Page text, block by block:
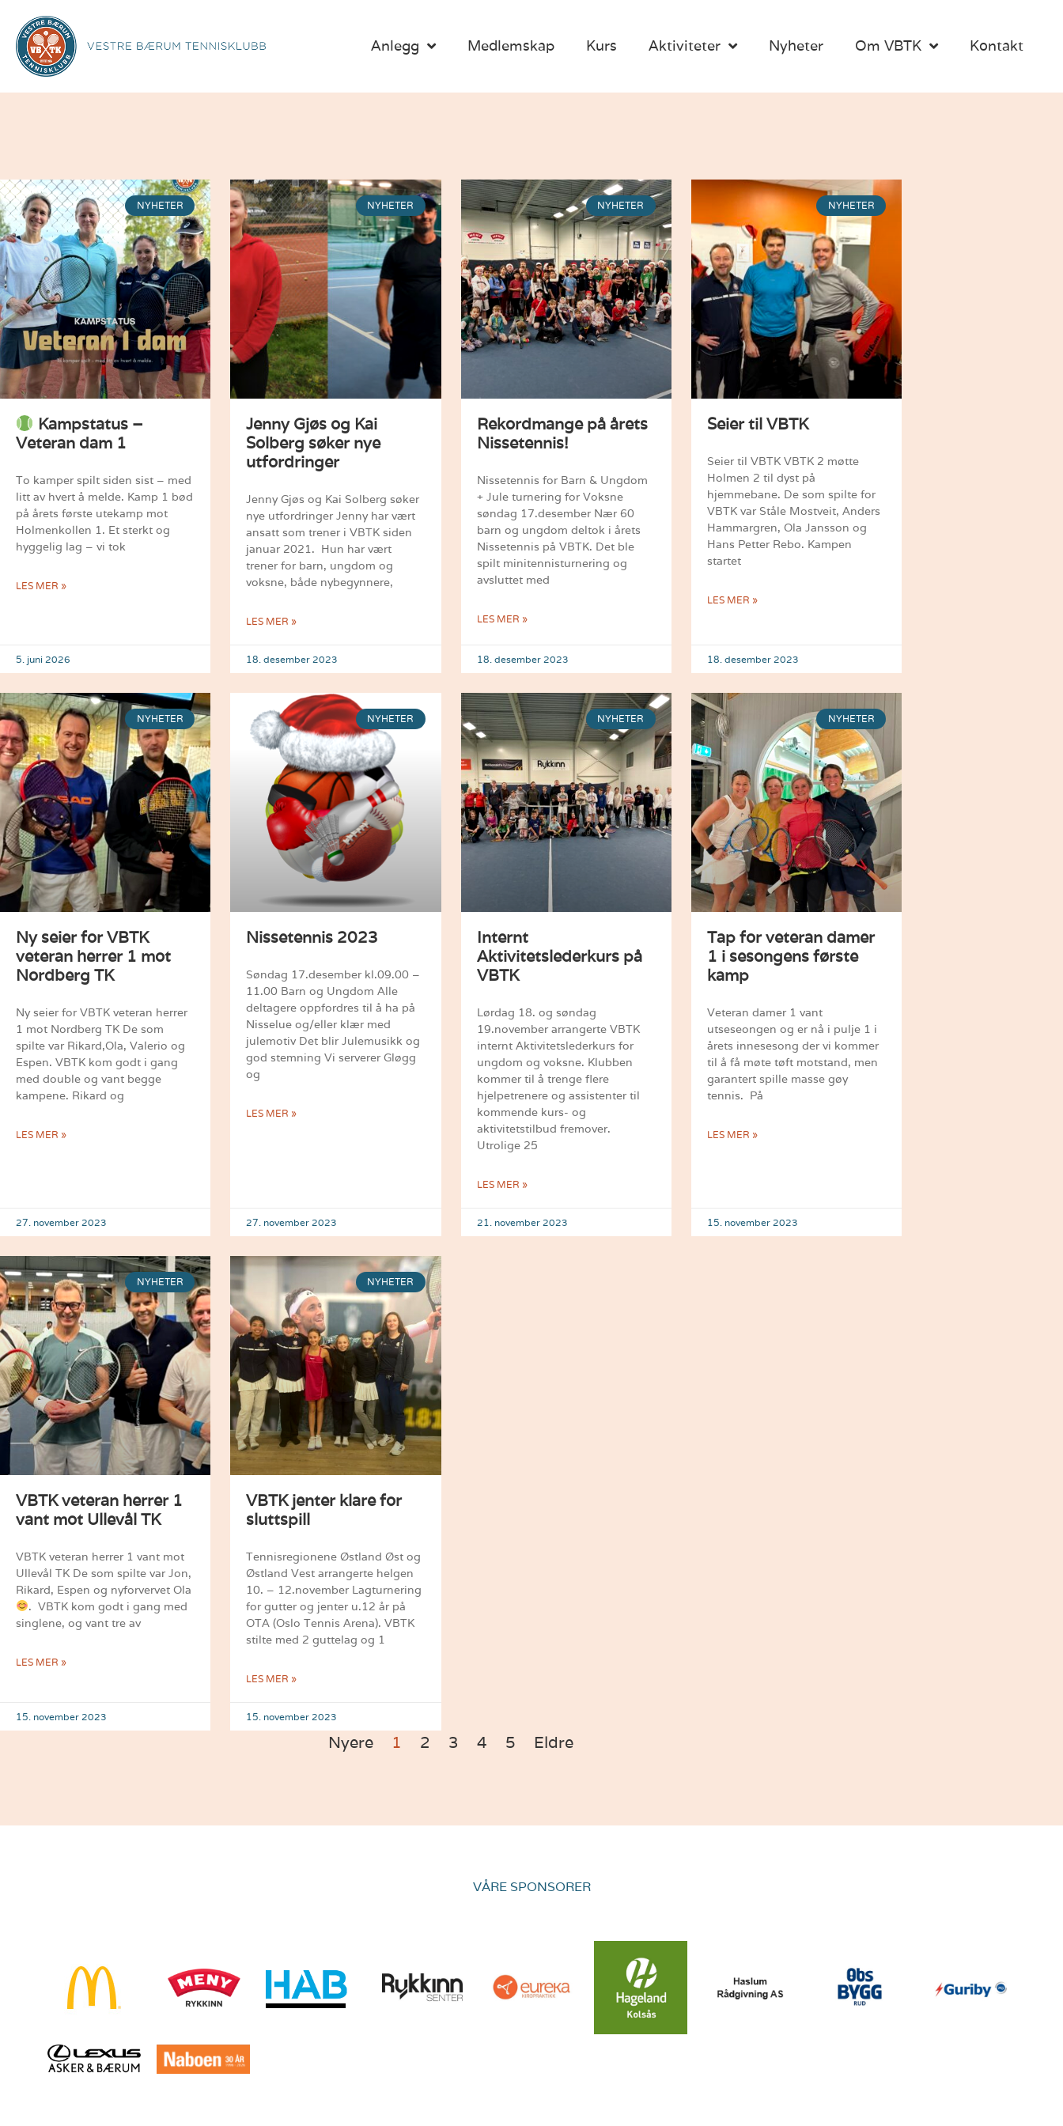
Anlegg Medlemskap Kurs Aktiviteter Nyheter Om VBTK Kontakt
NYHETER
Kampstatus –
Veteran dam 1
To kamper spilt siden sist – med
litt av hvert å melde. Kamp 1 bød
på årets første utekamp mot
Holmenkollen 1. Et sterkt og
hyggelig lag – vi tok
LES MER »
5. juni 2026
NYHETER
Jenny Gjøs og Kai
Solberg søker nye
utfordringer
Jenny Gjøs og Kai Solberg søker
nye utfordringer Jenny har vært
ansatt som trener i VBTK siden
januar 2021. Hun har vært
trener for barn, ungdom og
voksne, både nybegynnere,
LES MER »
18. desember 2023
NYHETER
Rekordmange på årets
Nissetennis!
Nissetennis for Barn & Ungdom
+ Jule turnering for Voksne
søndag 17.desember Nær 60
barn og ungdom deltok i årets
Nissetennis på VBTK. Det ble
spilt minitennisturnering og
avsluttet med
LES MER »
18. desember 2023
NYHETER
Seier til VBTK
Seier til VBTK VBTK 2 møtte
Holmen 2 til dyst på
hjemmebane. De som spilte for
VBTK var Ståle Mostveit, Anders
Hammargren, Ola Jansson og
Hans Petter Rebo. Kampen
startet
LES MER »
18. desember 2023
NYHETER
Ny seier for VBTK
veteran herrer 1 mot
Nordberg TK
Ny seier for VBTK veteran herrer
1 mot Nordberg TK De som
spilte var Rikard,Ola, Valerio og
Espen. VBTK kom godt i gang
med double og vant begge
kampene. Rikard og
LES MER »
27. november 2023
NYHETER
Nissetennis 2023
Søndag 17.desember kl.09.00 –
11.00 Barn og Ungdom Alle
deltagere oppfordres til å ha på
Nisselue og/eller klær med
julemotiv Det blir Julemusikk og
god stemning Vi serverer Gløgg
og
LES MER »
27. november 2023
NYHETER
Internt
Aktivitetslederkurs på
VBTK
Lørdag 18. og søndag
19.november arrangerte VBTK
internt Aktivitetslederkurs for
ungdom og voksne. Klubben
kommer til å trenge flere
hjelpetrenere og assistenter til
kommende kurs- og
aktivitetstilbud fremover.
Utrolige 25
LES MER »
21. november 2023
NYHETER
Tap for veteran damer
1 i sesongens første
kamp
Veteran damer 1 vant
utseseongen og er nå i pulje 1 i
årets innesesong der vi kommer
til å få møte tøft motstand, men
garantert spille masse gøy
tennis. På
LES MER »
15. november 2023
NYHETER
VBTK veteran herrer 1
vant mot Ullevål TK
VBTK veteran herrer 1 vant mot
Ullevål TK De som spilte var Jon,
Rikard, Espen og nyforvervet Ola
. VBTK kom godt i gang med
singlene, og vant tre av
LES MER »
15. november 2023
NYHETER
VBTK jenter klare for
sluttspill
Tennisregionene Østland Øst og
Østland Vest arrangerte helgen
10. – 12.november Lagturnering
for gutter og jenter u.12 år på
OTA (Oslo Tennis Arena). VBTK
stilte med 2 guttelag og 1
LES MER »
15. november 2023
Nyere 1 2 3 4 5 Eldre
VÅRE SPONSORER